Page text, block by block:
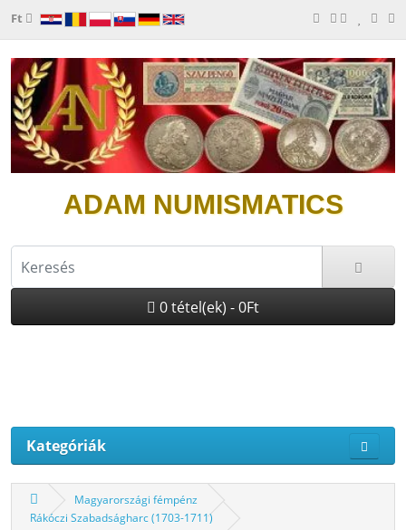
Ft
ADAM NUMISMATICS
0 tétel(ek) - 0Ft
Kategóriák
Magyarországi fémpénz
Rákóczi Szabadságharc (1703-1711)